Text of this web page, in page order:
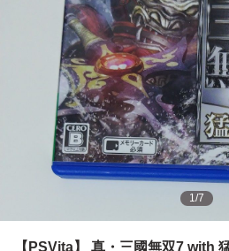
1/7
【PSVita】 真・三國無双7 with